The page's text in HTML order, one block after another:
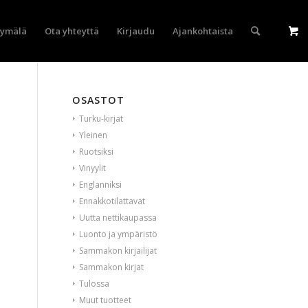
Ota yhteyttä Kirjaudu Ajankohtaista
OSASTOT
Turku-kirjat
Yleinen
Ruotsiksi
Vinyylit
Englanniksi
Ennakkotilattavat
Uutta nettikaupassa
Luonto ja ympäristö
Sammakon kirjailijat
Sammakon kirjat
Tulossa
Muut tuotteet